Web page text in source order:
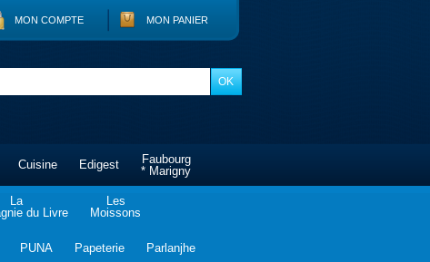
MON COMPTE MON PANIER
Cuisine Edigest
Faubourg
* Marigny
La
du Livre
Les
Moissons
PUNA Papeterie Parlanjhe